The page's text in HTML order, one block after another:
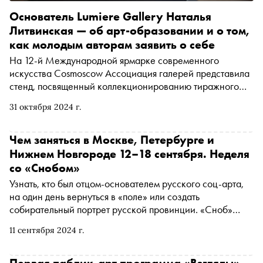
31 октября 2024 г.
Основатель Lumiere Gallery Наталья
Литвинская — об арт-образовании и о том,
как молодым авторам заявить о себе
На 12-й Международной ярмарке современного
искусства Cosmoscow Ассоциация галерей представила
стенд, посвященный коллекционированию тиражного
ПиранезиLAB, фотографические работы от галереи
ярмарке разговор о рынке печатного искусства и
фотографии в России, «Сноб» поговорил с Натальей
Литвинской — основателем и куратором Lumiere Gallery
— о том, как портфолио помогает фотографам заявить о
себе в арт-среде, какие элементы биографии влияют на
интерес коллекционеров и почему молодым авторам так
важно сохранять свою аутентичность в условиях
глобальной конкуренции
11 сентября 2024 г.
Чем заняться в Москве, Петербурге и
Нижнем Новгороде 12–18 сентября. Неделя
со «Снобом»
Узнать, кто был отцом-основателем русского соц-арта,
на один день вернуться в «поле» или создать
собирательный портрет русской провинции. «Сноб»
ближайшей неделе